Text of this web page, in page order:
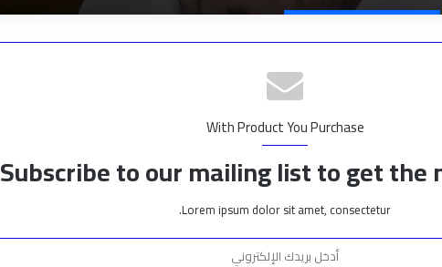
With Product You Purchase
Subscribe to our mailing list to get the
Lorem ipsum dolor sit amet, consectetur.